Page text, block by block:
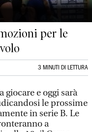
per le
3 MINUTI DI LETTURA
giocare e oggi sarà
le prossime
in serie B. Le
a